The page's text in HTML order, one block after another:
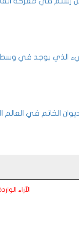
الذي يوجد في وسط
الخاتم في العالم
الآراء